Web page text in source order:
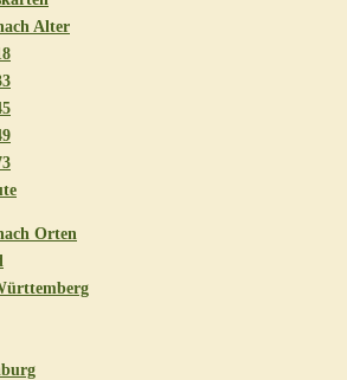
Alter
Orten